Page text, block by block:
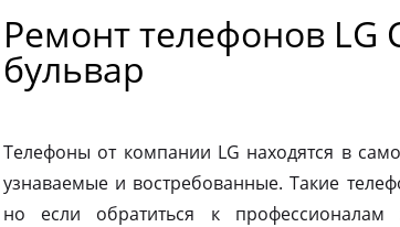
Ремонт телефонов LG
бульвар
Телефоны от компании LG находятся в
узнаваемые и востребованные. Такие
но если обратиться к